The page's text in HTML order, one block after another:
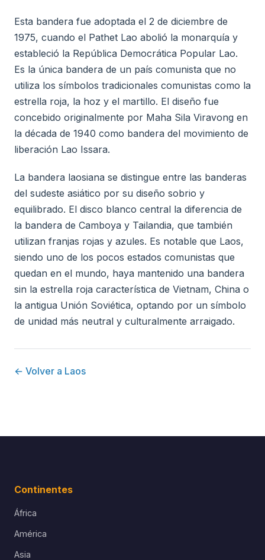
Esta bandera fue adoptada el 2 de diciembre de
1975, cuando el Pathet Lao abolió la monarquía y
estableció la República Democrática Popular Lao.
Es la única bandera de un país comunista que no
utiliza los símbolos tradicionales comunistas como la
estrella roja, la hoz y el martillo. El diseño fue
concebido originalmente por Maha Sila Viravong en
la década de 1940 como bandera del movimiento de
liberación Lao Issara.
La bandera laosiana se distingue entre las banderas
del sudeste asiático por su diseño sobrio y
equilibrado. El disco blanco central la diferencia de
la bandera de Camboya y Tailandia, que también
utilizan franjas rojas y azules. Es notable que Laos,
siendo uno de los pocos estados comunistas que
quedan en el mundo, haya mantenido una bandera
sin la estrella roja característica de Vietnam, China o
la antigua Unión Soviética, optando por un símbolo
de unidad más neutral y culturalmente arraigado.
← Volver a Laos
Continentes
África
América
Asia